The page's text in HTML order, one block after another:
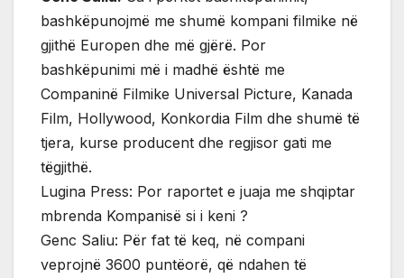
bashkëpunojmë me shumë kompani filmike në
gjithë Europen dhe më gjërë. Por
bashkëpunimi më i madhë është me
Companinë Filmike Universal Picture, Kanada
Film, Hollywood, Konkordia Film dhe shumë të
tjera, kurse producent dhe regjisor gati me
tëgjithë.
Lugina Press: Por raportet e juaja me shqiptar
mbrenda Kompanisë si i keni ?
Genc Saliu: Për fat të keq, në compani
veprojnë 3600 puntëorë, që ndahen të